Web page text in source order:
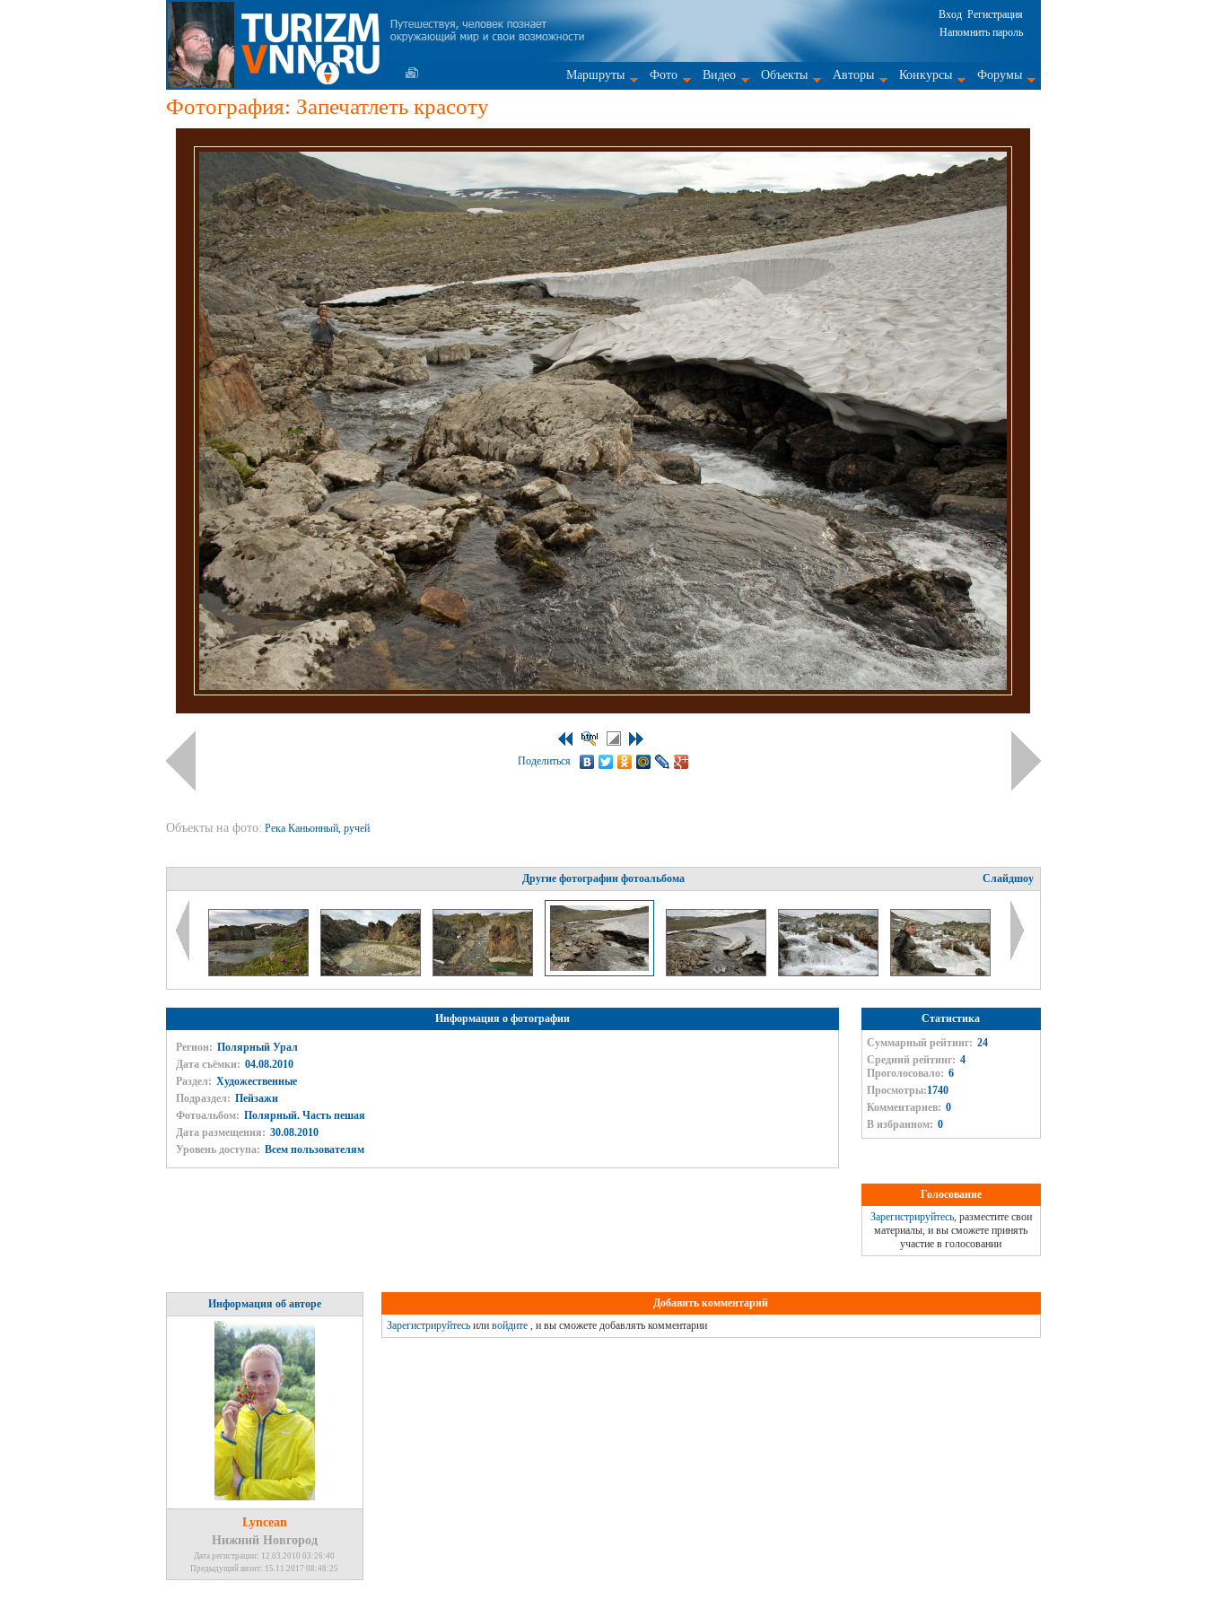
Вход Регистрация
Напомнить пароль
Маршруты Фото Видео Объекты Авторы Конкурсы Форумы
Фотография: Запечатлеть красоту
Поделиться
Объекты на фото: Река Каньонный, ручей
Другие фотографии фотоальбома Слайдшоу
Информация о фотографии
Регион: Полярный Урал
Дата съёмки: 04.08.2010
Раздел: Художественные
Подраздел: Пейзажи
Фотоальбом: Полярный. Часть пешая
Дата размещения: 30.08.2010
Уровень доступа: Всем пользователям
Статистика
Суммарный рейтинг: 24
Средний рейтинг: 4
Проголосовало: 6
Просмотры:1740
Комментариев: 0
В избранном: 0
Голосование
Зарегистрируйтесь, разместите свои
материалы, и вы сможете принять
участие в голосовании
Информация об авторе
Lyncean
Нижний Новгород
Дата регистрации: 12.03.2010 03:26:40
Предыдущий визит: 15.11.2017 08:48:25
Добавить комментарий
Зарегистрируйтесьили войдите, и вы сможете добавлять комментарии